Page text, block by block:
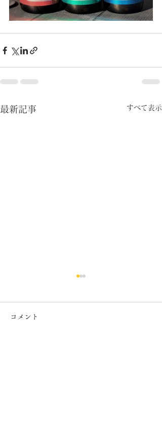
最新記事 すべて表示
コメント